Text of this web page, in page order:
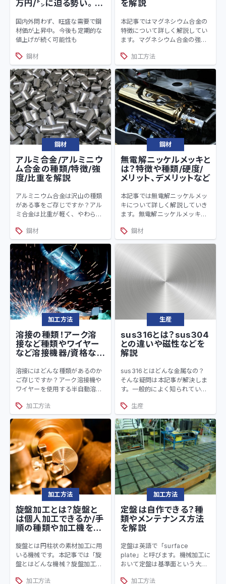
万円/㌧に迫る勢い。 定
も。
国内外問わず、旺盛な需要で鋼
材価が上昇中。今後も定期的な
値上げが続く可能性も
鋼材
を解説
本記事ではマグネシウム合金の
特徴について詳しく解説してい
ます。マグネシウム合金の強度
の注意点など広く解説します。
近年注目されている合金です
が、取扱いを誤ると危険です。
加工時の注意するべきポイント
については是非知っておくべき
です。
加工方法
鋼材
アルミ合金/アルミニウ
ム合金の種類/特徴/強
度/比重を解説
アルミニウム合金は沢山の種類
がある事をご存じですか？アル
ミ合金は比重が軽く、やわらか
かし種類によってはとても硬い
アルミニウム合金も存在しま
す。本記事では、アルミ合金の
種類やメリット、ヤング率など
幅広く解説していきます。
鋼材
鋼材
無電解ニッケルメッキと
は？特徴や種類/硬度/
メリット、デメリットなど
本記事では無電解ニッケルメッ
キについて詳しく解説していき
ます。無電解ニッケルメッキは
なります。膜厚が均一、且つ皮
膜硬度が高い特徴があります。
で参考にしてください。
鋼材
加工方法
溶接の種類！アーク溶
接など種類やワイヤー
など溶接機器/資格など
溶接にはどんな種類があるのか
ご存じですか？アーク溶接機や
ワイヤーを使用する半自動溶接
ますが、この記事では大型の機
械を要する抵抗溶接機などにつ
いても解説します。溶接を行う
ために必要な資格も紹介するの
で参考にしてください。
加工方法
生産
sus316とは？sus304
との違いや磁性などを
解説
sus316とはどんな金属なの？
そんな疑問は本記事が解決しま
す。一般的によく知られている
わかりやすく解説していきま
す。sus304とsus316とでは強
加工後の磁性の変化にも違いが
あるなど、同じステンレスでも
違いがあります。
生産
加工方法
旋盤加工とは？旋盤と
は個人加工できるか/手
順の種類や加工機を解
旋盤とは円柱状の素材加工に用
いる機械です。本記事では「旋
盤とはどんな機械？旋盤加工と
った疑問に答えます。加工手順
加工方法
加工方法
定盤は自作できる？種
類やメンテナンス方法
を解説
定盤は英語で「surface
plate」と呼びます。機械加工に
おいて定盤は基準面という大切
DIYや簡易的な定盤でよい場合
加工方法